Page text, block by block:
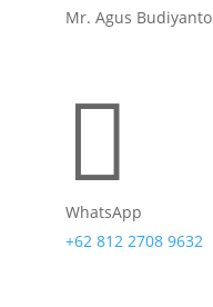
Mr. Agus Budiyanto

WhatsApp
+62 812 2708 9632